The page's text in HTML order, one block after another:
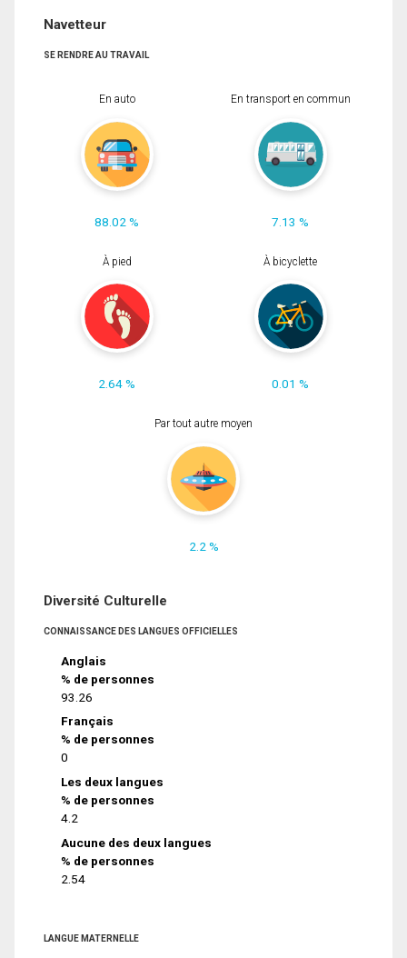
Navetteur
SE RENDRE AU TRAVAIL
En auto
88.02 %
En transport en commun
7.13 %
À pied
2.64 %
À bicyclette
0.01 %
Par tout autre moyen
2.2 %
Diversité Culturelle
CONNAISSANCE DES LANGUES OFFICIELLES
Anglais
% de personnes
93.26
Français
% de personnes
0
Les deux langues
% de personnes
4.2
Aucune des deux langues
% de personnes
2.54
LANGUE MATERNELLE